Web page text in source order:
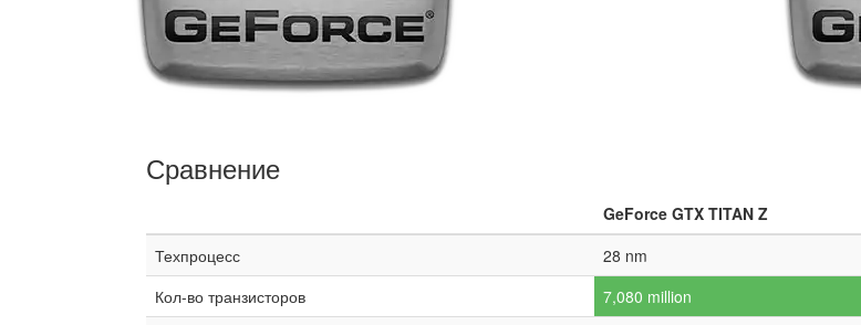
Сравнение
GeForce GTX TITAN Z
Техпроцесс
28 nm
Кол-во транзисторов
7,080 million